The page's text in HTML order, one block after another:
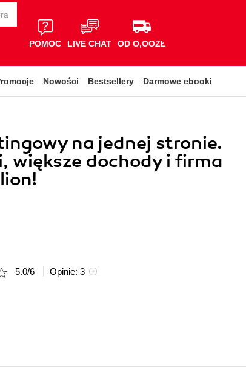
POMOC LIVE CHAT OD O,OOZŁ
Nowości Bestsellery Darmowe ebooki
na jednej stronie.
większe dochody i firma
5.0/6 Opinie: 3